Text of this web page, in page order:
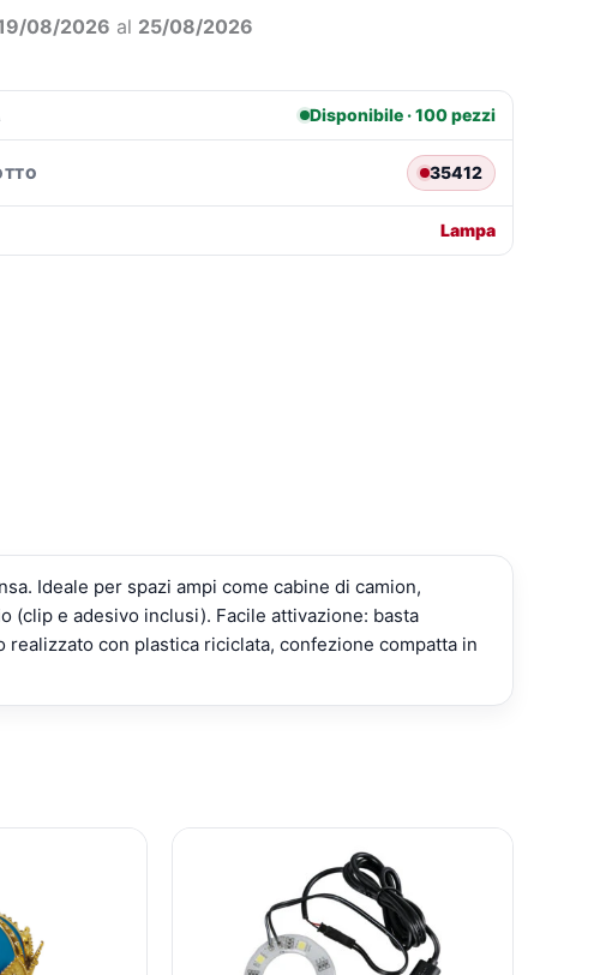
€13,91.
€12,05.
08/2026 al 25/08/2026
Disponibile · 100 pezzi
35412
Lampa
Ideale per spazi ampi come cabine di camion,
(clip e adesivo inclusi). Facile attivazione: basta
con plastica riciclata, confezione compatta in
PREZZO
ORIGINALE
ERA:
€18,54.€15,25.